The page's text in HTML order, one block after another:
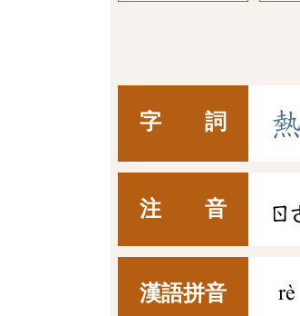
字 詞 熱
注 音 ㄖ
漢語拼音